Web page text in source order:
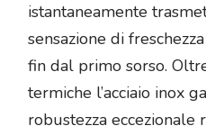
istantaneamente
sensazione di
fin dal primo sorso.
termiche l’acciaio inox
robustezza eccezionale